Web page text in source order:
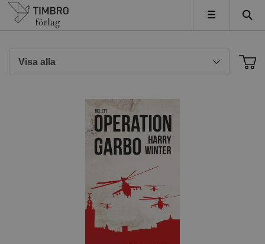
Timbro
MENY